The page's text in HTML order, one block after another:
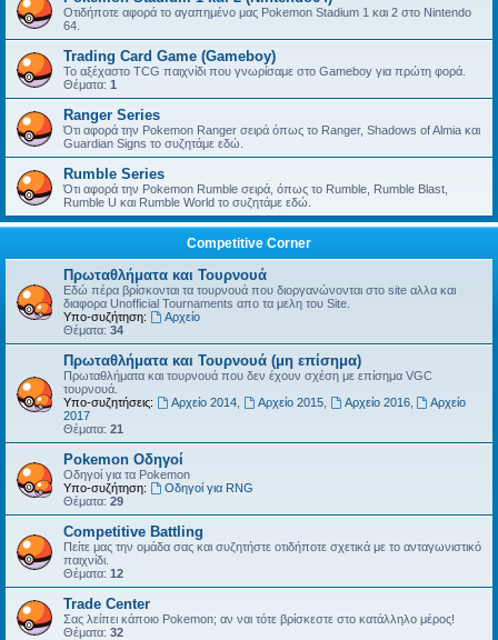
Οτιδήποτε αφορά το αγαπημένο μας Pokemon Stadium 1 και 2 στο Nintendo
64.
Trading Card Game (Gameboy)
Το αξέχαστο TCG παιχνίδι που γνωρίσαμε στο Gameboy για πρώτη φορά.
Θέματα: 1
Ranger Series
Ότι αφορά την Pokemon Ranger σειρά όπως το Ranger, Shadows of Almia και
Guardian Signs το συζητάμε εδώ.
Rumble Series
Ότι αφορά την Pokemon Rumble σειρά, όπως το Rumble, Rumble Blast,
Rumble U και Rumble World το συζητάμε εδώ.
Competitive Corner
Πρωταθλήματα και Τουρνουά
Εδώ πέρα βρίσκονται τα τουρνουά που διοργανώνονται στο site αλλα και
διαφορα Unofficial Tournaments απο τα μελη του Site.
Υπο-συζήτηση:
Αρχείο
Θέματα: 34
Πρωταθλήματα και Τουρνουά (μη επίσημα)
Πρωταθλήματα και τουρνουά που δεν έχουν σχέση με επίσημα VGC
τουρνουά.
Υπο-συζητήσεις:
Αρχείο 2014, Αρχείο 2015, Αρχείο 2016,
Αρχείο
2017
Θέματα: 21
Pokemon Οδηγοί
Οδηγοί για τα Pokemon
Υπο-συζήτηση:
Οδηγοί για RNG
Θέματα: 29
Competitive Battling
Πείτε μας την ομάδα σας και συζητήστε οτιδήποτε σχετικά με το ανταγωνιστικό
παιχνίδι.
Θέματα: 12
Trade Center
Σας λείπει κάποιο Pokemon; αν ναι τότε βρίσκεστε στο κατάλληλο μέρος!
Θέματα: 32